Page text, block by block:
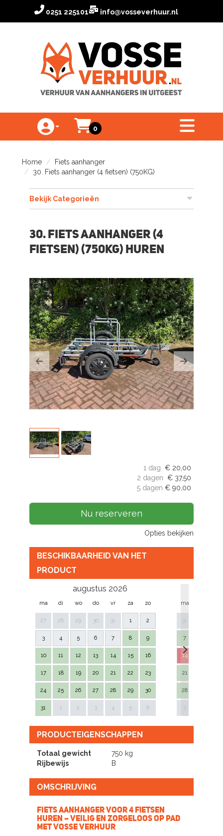
0251 225101 info@vosseverhuur.nl
Toggle Account dropdown
Winkelwagen
0
toggle menu
Home
Fiets aanhanger
30. Fiets aanhanger (4 fietsen) (750KG)
Bekijk Categorieën
30. Fiets aanhanger (4
fietsen) (750KG) huren
Previous Next
1 dag € 20,00
2 dagen € 37,50
5 dagen € 90,00
Nu reserveren
Opties bekijken
BESCHIKBAARHEID VAN HET
PRODUCT
augustus 2026
ma di wo do vr za zo
27 28 29 30 31 1 2
3 4 5 6 7 8 9
10 11 12 13 14 15 16
17 18 19 20 21 22 23
24 25 26 27 28 29 30
31 1 2 3 4 5 6
ma
31
7
14
21
28
5
Next
PRODUCTEIGENSCHAPPEN
Totaal gewicht
750 kg
Rijbewijs
B
OMSCHRIJVING
Fiets aanhanger voor 4 fietsen
huren – veilig en zorgeloos op pad
met Vosse Verhuur